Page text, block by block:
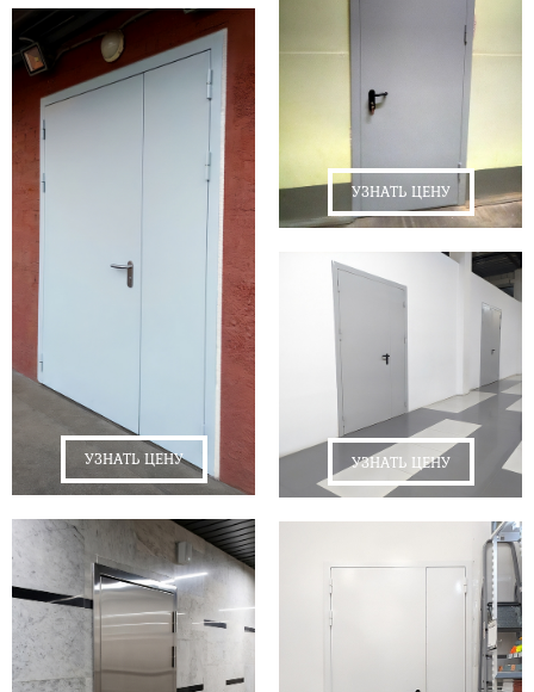
УЗНАТЬ ЦЕНУ
УЗНАТЬ ЦЕНУ
УЗНАТЬ ЦЕНУ